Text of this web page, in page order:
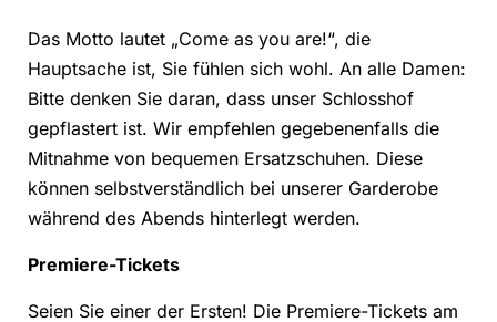
Das Motto lautet „Come as you are!“, die
Hauptsache ist, Sie fühlen sich wohl. An alle Damen:
Bitte denken Sie daran, dass unser Schlosshof
gepflastert ist. Wir empfehlen gegebenenfalls die
Mitnahme von bequemen Ersatzschuhen. Diese
können selbstverständlich bei unserer Garderobe
während des Abends hinterlegt werden.
Premiere-Tickets
Seien Sie einer der Ersten! Die Premiere-Tickets am